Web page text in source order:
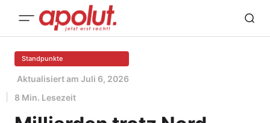
Standpunkte
Aktualisiert am Juli 6, 2026
8 Min. Lesezeit